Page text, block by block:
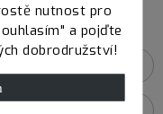
nutnost pro
a pojďte
dobrodružství!